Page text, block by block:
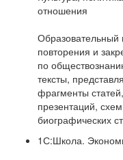
отношения
Образовательный
повторения и
по
тексты,
фрагменты
презентаций,
биографических
1С:Школа.